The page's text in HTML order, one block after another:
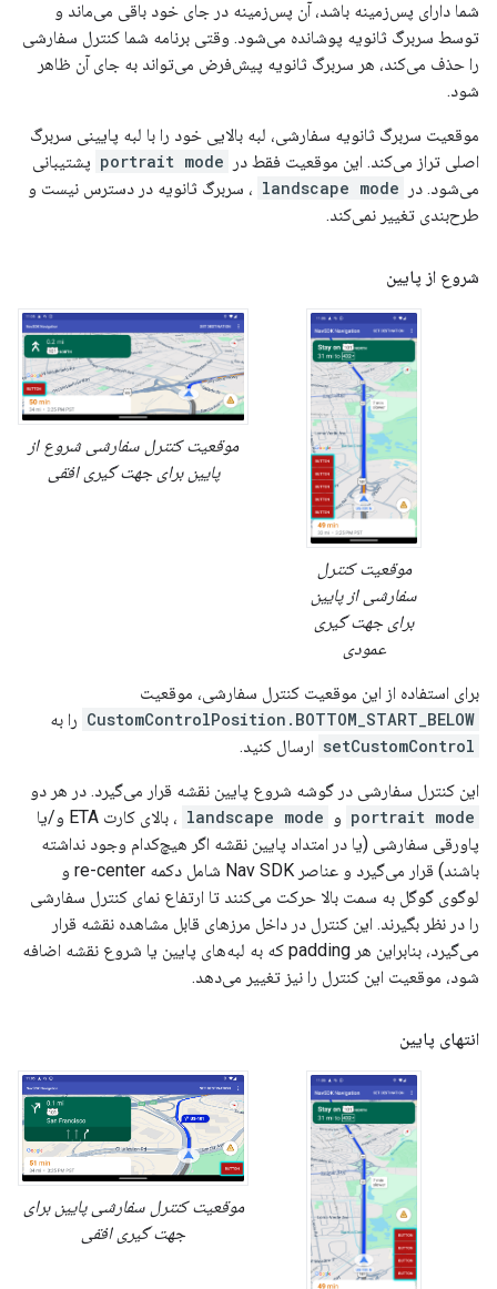
شما دارای پس‌زمینه باشد، آن پس‌زمینه در جای خود باقی می‌ماند و
توسط سربرگ ثانویه پوشانده می‌شود. وقتی برنامه شما کنترل سفارشی
را حذف می‌کند، هر سربرگ ثانویه پیش‌فرض می‌تواند به جای آن ظاهر
شود.
موقعیت سربرگ ثانویه سفارشی، لبه بالایی خود را با لبه پایینی سربرگ
اصلی تراز می‌کند. این موقعیت فقط در
portrait mode پشتیبانی
می‌شود. در
landscape mode ، سربرگ ثانویه در دسترس نیست و
طرح‌بندی تغییر نمی‌کند.
شروع از پایین
موقعیت کنترل
سفارشی از پایین
برای جهت گیری
عمودی
موقعیت کنترل سفارشی شروع از
پایین برای جهت گیری افقی
برای استفاده از این موقعیت کنترل سفارشی، موقعیت
CustomControlPosition.BOTTOM_START_BELOW را به
setCustomControl ارسال کنید.
این کنترل سفارشی در گوشه شروع پایین نقشه قرار می‌گیرد. در هر دو
portrait mode و landscape mode
، بالای کارت ETA و/یا
پاورقی سفارشی (یا در امتداد پایین نقشه اگر هیچ‌کدام وجود نداشته
باشند) قرار می‌گیرد و عناصر Nav SDK شامل دکمه re-center و
لوگوی گوگل به سمت بالا حرکت می‌کنند تا ارتفاع نمای کنترل سفارشی
را در نظر بگیرند. این کنترل در داخل مرزهای قابل مشاهده نقشه قرار
می‌گیرد، بنابراین هر padding که به لبه‌های پایین یا شروع نقشه اضافه
شود، موقعیت این کنترل را نیز تغییر می‌دهد.
انتهای پایین
موقعیت کنترل سفارشی پایین برای
جهت گیری افقی